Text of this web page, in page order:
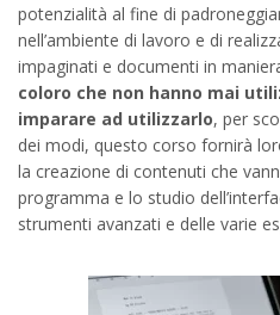
potenzialità al fine di
nell’ambiente di lavoro e di
impaginati e documenti in
coloro che non hanno mai
imparare ad utilizzarlo, per
dei modi, questo corso fornirà
la creazione di contenuti che
programma e lo studio
strumenti avanzati e delle varie